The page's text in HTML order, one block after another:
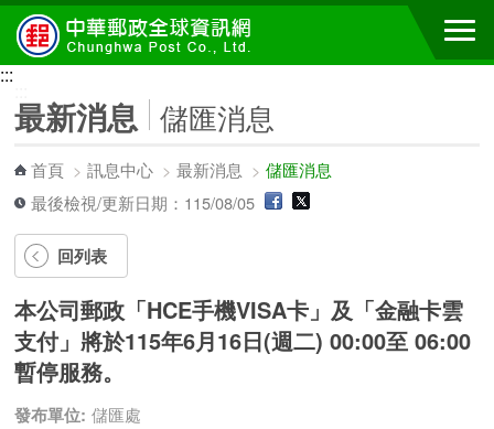
跳到主要內容區塊
:::
最新消息 儲匯消息
首頁 >訊息中心 >最新消息 >儲匯消息
最後檢視/更新日期：115/08/05
回列表
本公司郵政「HCE手機VISA卡」及「金融卡雲
支付」將於115年6月16日(週二) 00:00至 06:00
暫停服務。
發布單位: 儲匯處